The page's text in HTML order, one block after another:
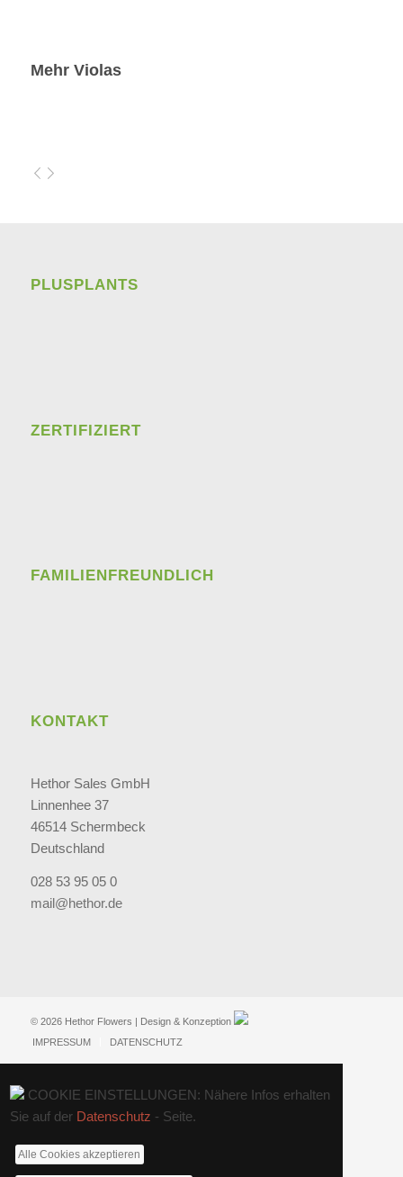
Mehr Violas
PLUSPLANTS
ZERTIFIZIERT
FAMILIENFREUNDLICH
KONTAKT
Hethor Sales GmbH
Linnenhee 37
46514 Schermbeck
Deutschland
028 53 95 05 0
mail@hethor.de
© 2026 Hethor Flowers | Design & Konzeption
IMPRESSUM
DATENSCHUTZ
COOKIE EINSTELLUNGEN: Nähere Infos erhalten
Sie auf der Datenschutz - Seite.
Alle Cookies akzeptieren